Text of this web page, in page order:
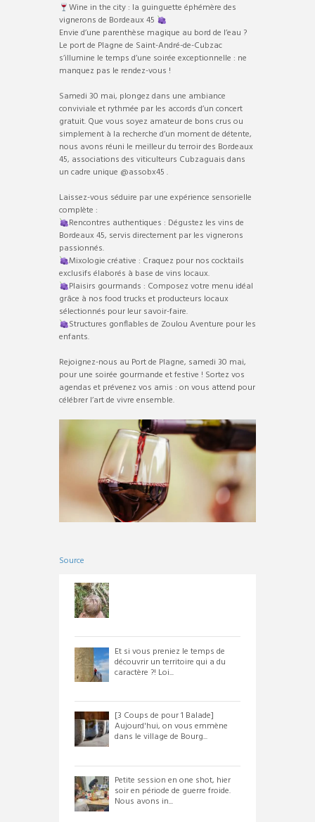
Wine in the city : la guinguette éphémère des
vignerons de Bordeaux 45
Envie d’une parenthèse magique au bord de l’eau ?
Le port de Plagne de Saint-André-de-Cubzac
s’illumine le temps d’une soirée exceptionnelle : ne
manquez pas le rendez-vous !
Samedi 30 mai, plongez dans une ambiance
conviviale et rythmée par les accords d’un concert
gratuit. Que vous soyez amateur de bons crus ou
simplement à la recherche d’un moment de détente,
nous avons réuni le meilleur du terroir des Bordeaux
45, associations des viticulteurs Cubzaguais dans
un cadre unique @assobx45 .
Laissez-vous séduire par une expérience sensorielle
complète :
Rencontres authentiques : Dégustez les vins de
Bordeaux 45, servis directement par les vignerons
passionnés.
Mixologie créative : Craquez pour nos cocktails
exclusifs élaborés à base de vins locaux.
Plaisirs gourmands : Composez votre menu idéal
grâce à nos food trucks et producteurs locaux
sélectionnés pour leur savoir-faire.
Structures gonflables de Zoulou Aventure pour les
enfants.
Rejoignez-nous au Port de Plagne, samedi 30 mai,
pour une soirée gourmande et festive ! Sortez vos
agendas et prévenez vos amis : on vous attend pour
célébrer l’art de vivre ensemble.
Source
Et si vous preniez le temps de
découvrir un territoire qui a du
caractère ?! Loi...
[3 Coups de pour 1 Balade]
Aujourd'hui, on vous emmène
dans le village de Bourg...
Petite session en one shot, hier
soir en période de guerre froide.
Nous avons in...